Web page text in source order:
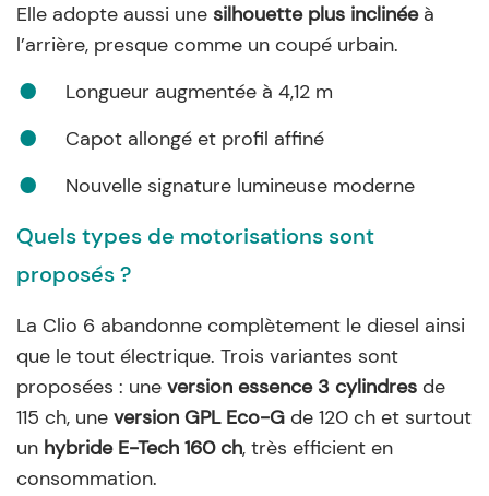
Elle adopte aussi une silhouette plus inclinéeà
l’arrière, presque comme un coupé urbain.
Longueur augmentée à 4,12 m
Capot allongé et profil affiné
Nouvelle signature lumineuse moderne
Quels types de motorisations sont
proposés ?
La Clio 6 abandonne complètement le diesel ainsi
que le tout électrique. Trois variantes sont
proposées : une version essence 3 cylindres de
115 ch, une version GPL Eco-G de 120 ch et surtout
un hybride E-Tech 160 ch, très efficient en
consommation.